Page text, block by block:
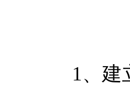
1、建立